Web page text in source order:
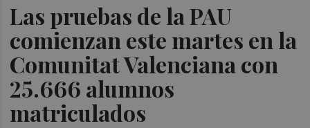
Las pruebas de la PAU
comienzan este martes en la
Comunitat Valenciana con
25.666 alumnos
matriculados